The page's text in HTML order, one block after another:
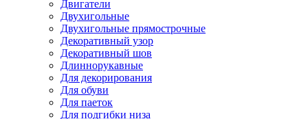
Двигатели
Двухигольные
Двухигольные прямострочные
Декоративный узор
Декоративный шов
Длиннорукавные
Для декорирования
Для обуви
Для паеток
Для подгибки низа